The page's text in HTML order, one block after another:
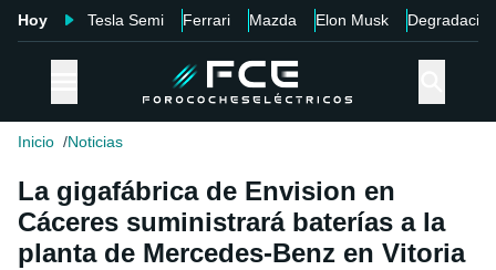
Hoy Tesla Semi Ferrari Mazda Elon Musk Degradación
Inicio Noticias
La gigafábrica de Envision en
Cáceres suministrará baterías a la
planta de Mercedes-Benz en Vitoria